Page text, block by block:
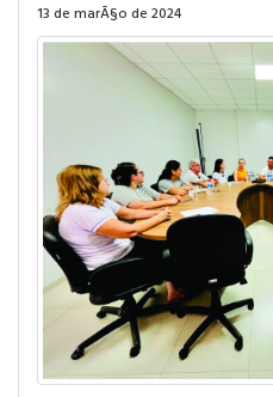
13 de marÃ§o de 2024